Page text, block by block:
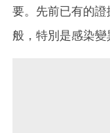
要。先前已有的
般，特別是感染變